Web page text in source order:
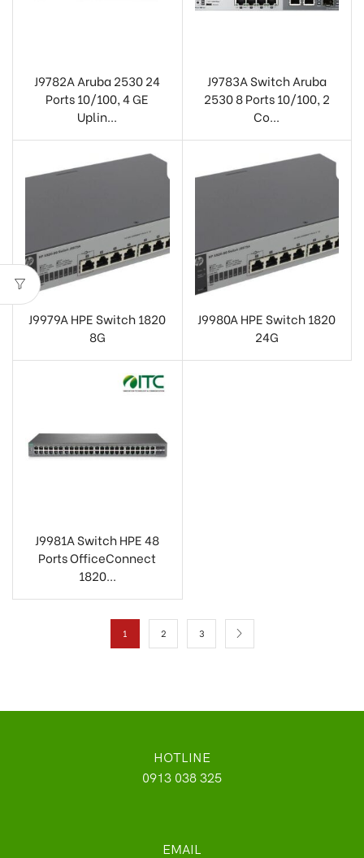
J9782A Aruba 2530 24
Ports 10/100, 4 GE
Uplin...
J9783A Switch Aruba
2530 8 Ports 10/100, 2
Co...
J9979A HPE Switch 1820
8G
J9980A HPE Switch 1820
24G
J9981A Switch HPE 48
Ports OfficeConnect
1820...
1 2 3
HOTLINE
0913 038 325
EMAIL